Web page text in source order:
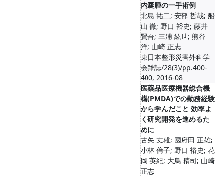
内嚢腫の一手術例
北島 祐二; 安部 哲哉; 船
山 徹; 野口 裕史; 藤井
賢吾; 三浦 紘世; 熊谷
洋; 山崎 正志
東日本整形災害外科学
会雑誌/28(3)/pp.400-
400, 2016-08
医薬品医療機器総合機
構(PMDA)での勤務経験
から学んだこと 効率よ
く研究開発を進めるた
めに
古矢 丈雄; 國府田 正雄;
小林 倫子; 野口 裕史; 花
岡 英紀; 大鳥 精司; 山崎
正志